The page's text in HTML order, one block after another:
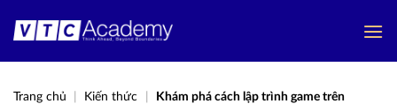
qua
Trang chủ Kiến thức
Khám phá cách lập trình game trên